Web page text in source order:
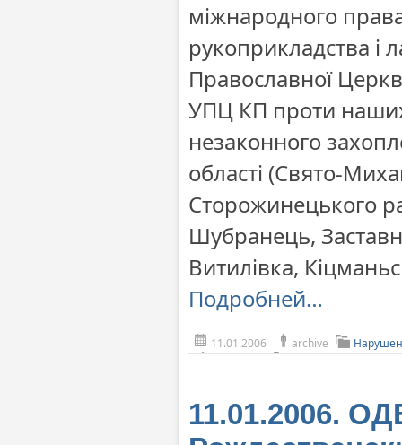
міжнародного
рукоприкладства і
Православної
УПЦ КП проти
незаконного
області (Свято-
Сторожинецького
Шубранець,
Витилівка,
Подробней…
11.01.2006 archive
11.01.2006.